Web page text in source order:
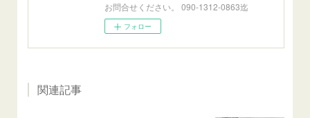
お問合せください。 090-1312-0863迄
フォロー
関連記事